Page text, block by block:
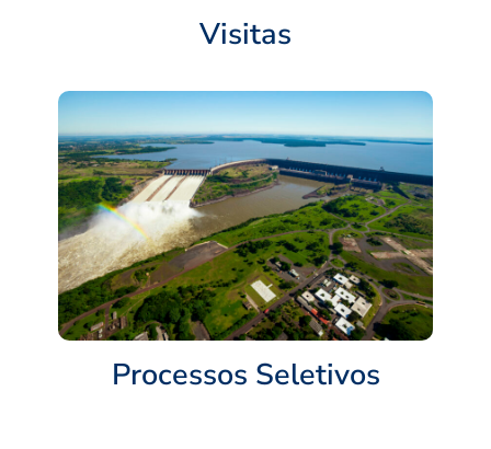
Visitas
Processos Seletivos